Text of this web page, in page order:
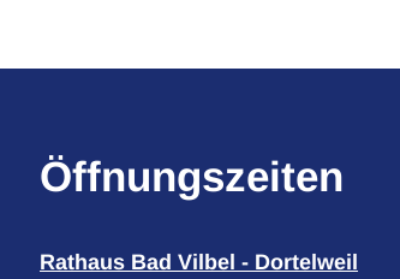
Öffnungszeiten
Rathaus Bad Vilbel - Dortelweil